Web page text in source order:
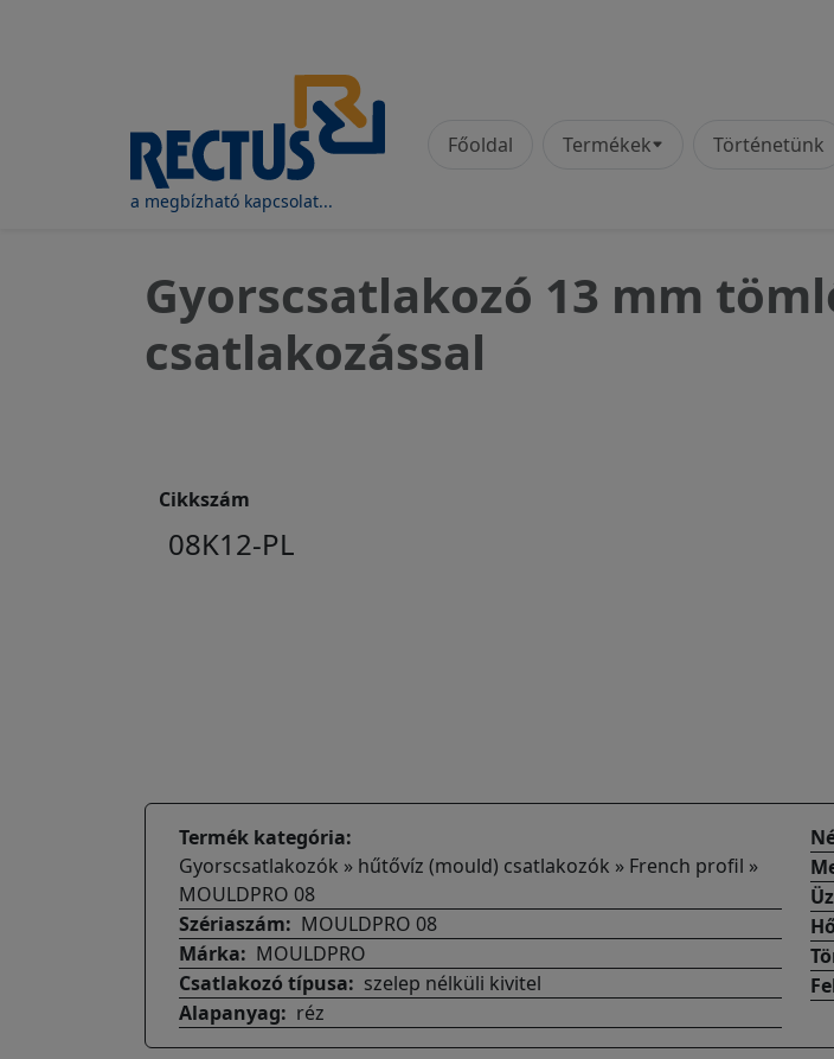
a megbízható kapcsolat...
Fő navigáció
Főoldal Termékek Történetünk
Gyorscsatlakozó 13 mm
csatlakozással
Cikkszám
08K12-PL
Termék kategória
Gyorscsatlakozók » hűtővíz (mould) csatlakozók » French profil »
MOULDPRO 08
Szériaszám
MOULDPRO 08
Márka
MOULDPRO
Csatlakozó típusa
szelep nélküli kivitel
Alapanyag
réz